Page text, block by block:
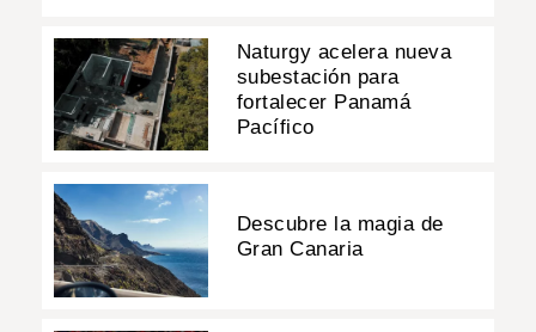
Naturgy acelera nueva
subestación para
fortalecer Panamá
Pacífico
Descubre la magia de
Gran Canaria